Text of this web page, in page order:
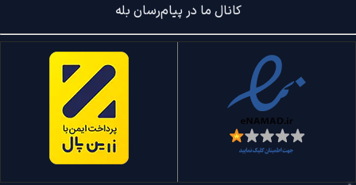
کانال ما در پیام‌رسان بله